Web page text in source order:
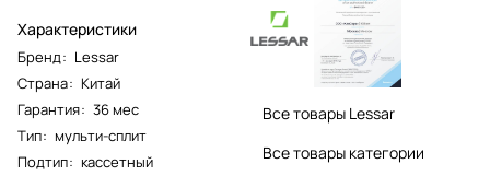
Характеристики
Бренд: Lessar
Страна: Китай
Гарантия: 36 мес
Тип: мульти-сплит
Подтип: кассетный
Все товары Lessar
Все товары категории